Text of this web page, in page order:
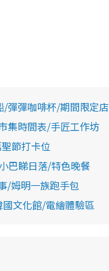
/彈彈咖啡杯/期間限定店
集時間表/⼿匠⼯作坊
節打卡位
巴睇日落/特色晚餐
/姆明一族跑手包
國文化館/電繪體驗區